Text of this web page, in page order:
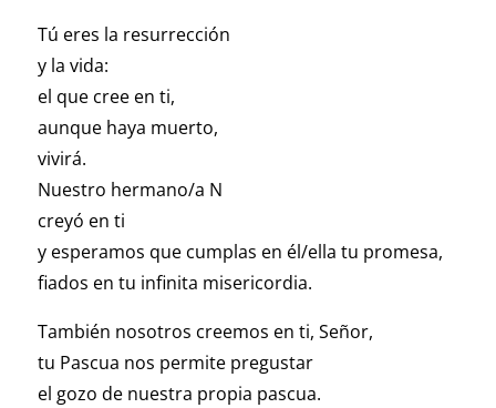
Tú eres la resurrección
y la vida:
el que cree en ti,
aunque haya muerto,
vivirá.
Nuestro hermano/a N
creyó en ti
y esperamos que cumplas en él/ella tu promesa,
fiados en tu infinita misericordia.
También nosotros creemos en ti, Señor,
tu Pascua nos permite pregustar
el gozo de nuestra propia pascua.